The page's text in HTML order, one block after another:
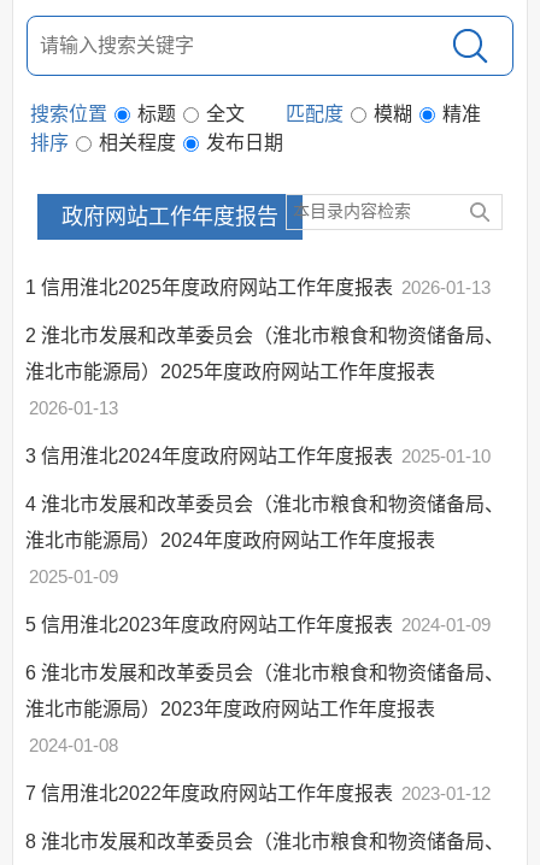
规划信息
建议提案办理
应急管理
监督保障
其他法定信息
搜索位置 标题 全文 匹配度 模糊
精准
排序
相关程度 发布日期
政府网站工作年度报告
1 信用淮北2025年度政府网站工作年度报表 2026-01-13
2 淮北市发展和改革委员会（淮北市粮食和物资储备局、
淮北市能源局）2025年度政府网站工作年度报表
2026-01-13
3 信用淮北2024年度政府网站工作年度报表 2025-01-10
4 淮北市发展和改革委员会（淮北市粮食和物资储备局、
淮北市能源局）2024年度政府网站工作年度报表
2025-01-09
5 信用淮北2023年度政府网站工作年度报表 2024-01-09
6 淮北市发展和改革委员会（淮北市粮食和物资储备局、
淮北市能源局）2023年度政府网站工作年度报表
2024-01-08
7 信用淮北2022年度政府网站工作年度报表 2023-01-12
8 淮北市发展和改革委员会（淮北市粮食和物资储备局、